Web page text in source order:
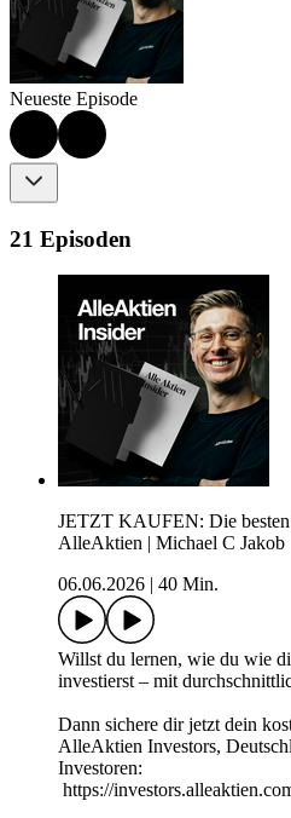
Neueste Episode
21 Episoden
JETZT KAUFEN: Die besten
AlleAktien | Michael C Jakob
06.06.2026
40 Min.
Willst du lernen, wie du wie
investierst – mit
Dann sichere dir jetzt dein
AlleAktien Investors,
Investoren:
https://